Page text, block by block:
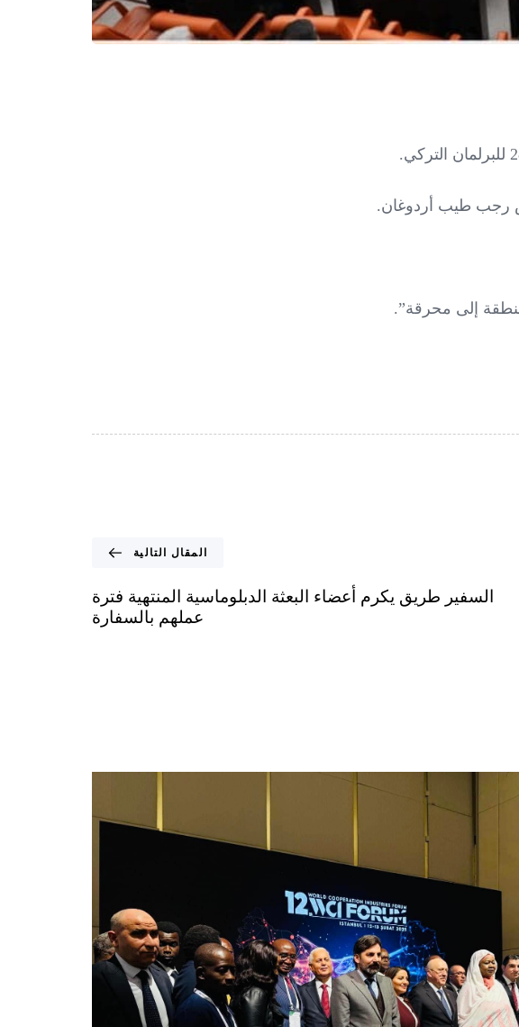
إلى محرقة”.
المقال التالية
السفير طريق يكرم أعضاء البعثة الدبلوماسية المنتهية فترة
عملهم بالسفارة